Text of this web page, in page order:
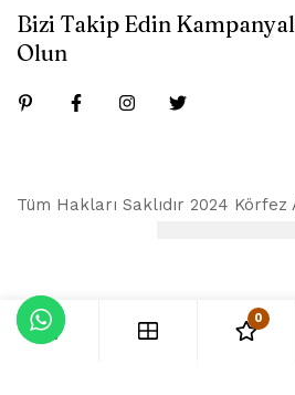
Bizi Takip Edin
Olun
Tüm Hakları Saklıdır 2024 Körfez
0